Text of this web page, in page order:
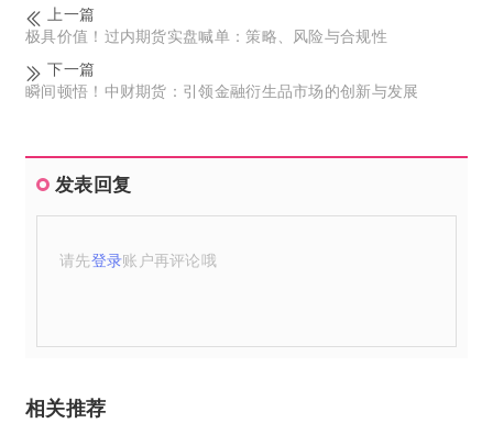
上一篇
极具价值！过内期货实盘喊单：策略、风险与合规性
下一篇
瞬间顿悟！中财期货：引领金融衍生品市场的创新与发展
发表回复
请先登录账户再评论哦
相关推荐